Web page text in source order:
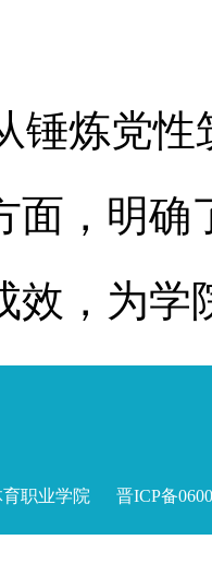
锤炼党
面，明
效，为
育职业学院 晋ICP备